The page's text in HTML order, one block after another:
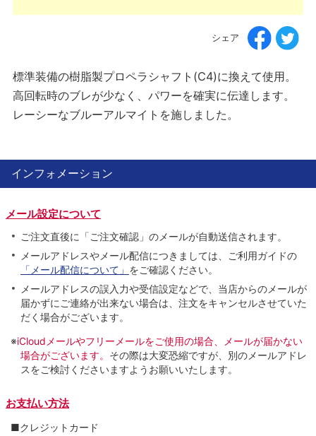
シェア
標準装備の樹脂製プロペラシャフト(C4)に換えて使用。
高回転時のブレが少なく、パワーを確実に伝達します。
レーシーなブルーアルマイトを施しました。
インフォメーション
メール設定について
ご注文直後に「ご注文確認」のメールが自動送信されます。
メールアドレスやメール配信につきましては、ご利用ガイドの
「メール配信について」 をご確認ください。
メールアドレスの誤入力や受信設定などで、当店からのメールが
届かずにご連絡が出来ない場合は、注文をキャンセルさせていた
だく場合がございます。
※iCloudメールやフリーメールをご使用の場合、メールが届かない
場合がございます。 その際は大変恐縮ですが、別のメールアドレ
スをご検討くださいますようお願いいたします。
お支払い方法
■クレジットカード